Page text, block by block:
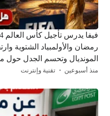
رمضان والأولمبياد الشتوية
المونديال وتحسم الجدل حول
منذ أسبوعين تقنية وإنترنت